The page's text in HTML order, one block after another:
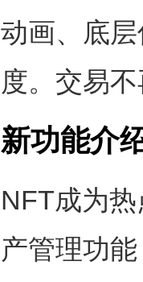
动画、底
度。交易
新功能介
NFT成为
产管理功